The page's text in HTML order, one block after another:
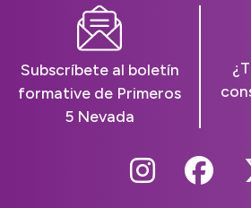
Subscríbete al boletín
formative de Primeros
5 Nevada
Follow